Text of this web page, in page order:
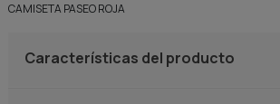
CAMISETA PASEO ROJA
Características del producto